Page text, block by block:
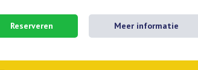
Reserveren Meer informatie